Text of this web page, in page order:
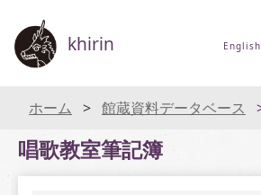
khirin English
ホーム 館蔵資料データベース
唱歌教室筆記簿